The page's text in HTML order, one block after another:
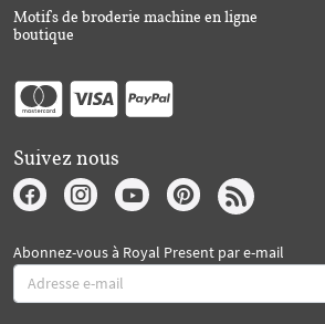
Motifs de broderie machine en ligne
boutique
Suivez nous
Abonnez-vous à Royal Present par e-mail